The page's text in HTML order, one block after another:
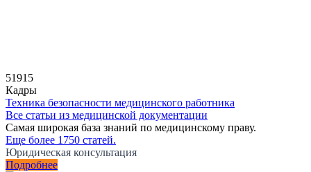
51915
Кадры
Техника безопасности медицинского работника
Все статьи из медицинской документации
Самая широкая база знаний по медицинскому праву.
Еще более 1750 статей.
Юридическая консультация
Подробнее